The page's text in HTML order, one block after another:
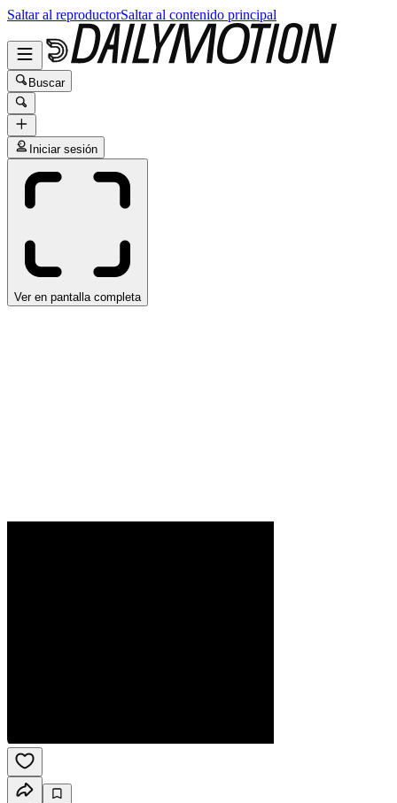
Saltar al reproductorSaltar al contenido principal
Buscar
Iniciar sesión
Ver en pantalla completa